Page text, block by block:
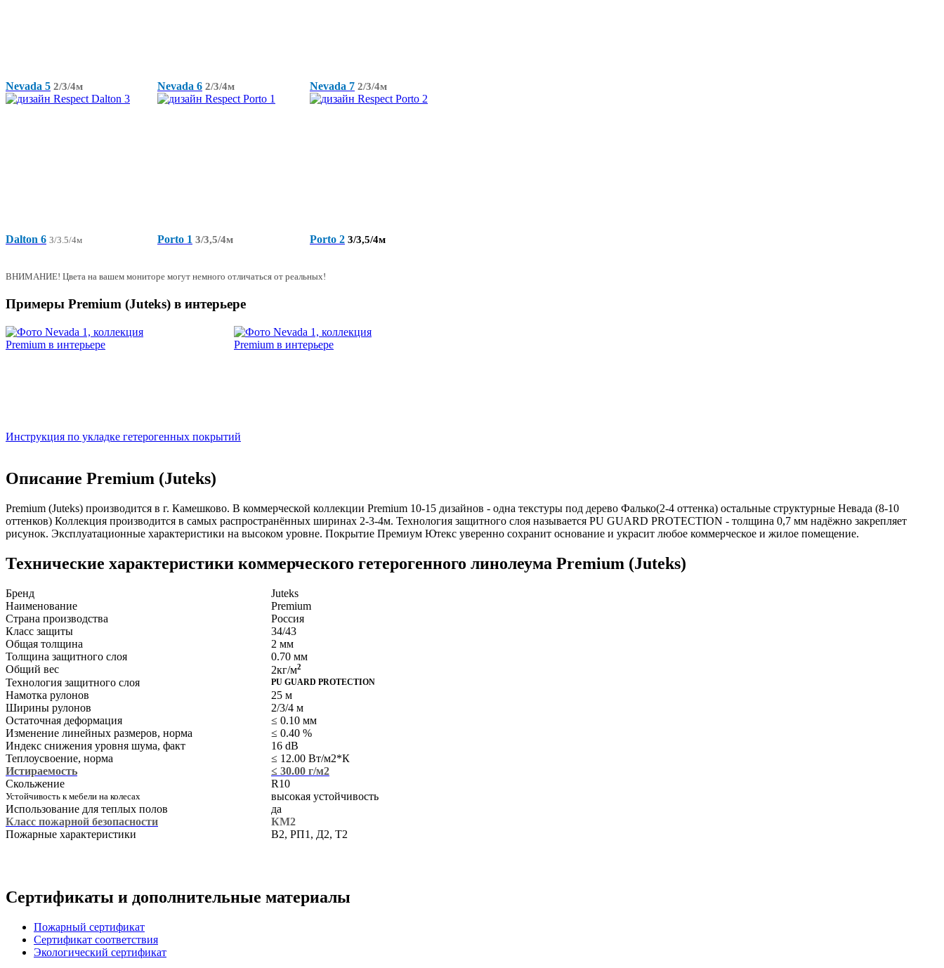
Nevada 5 2/3/4м Nevada 6 2/3/4м Nevada 7 2/3/4м
Dalton 6 3/3.5/4м Porto 1 3/3,5/4м Porto 2 3/3,5/4м
ВНИМАНИЕ! Цвета на вашем мониторе могут немного отличаться от реальных!
Примеры Premium (Juteks) в интерьере
Инструкция по укладке гетерогенных покрытий
Описание Premium (Juteks)
Premium (Juteks) производится в г. Камешково. В коммерческой коллекции Premium 10-15 дизайнов - одна текстуры под дерево Фалько(2-4 оттенка) остальные структурные Невада (8-10
оттенков) Коллекция производится в самых распространённых ширинах 2-3-4м. Технология защитного слоя называется PU GUARD PROTECTION - толщина 0,7 мм надёжно закрепляет
рисунок. Эксплуатационные характеристики на высоком уровне. Покрытие Премиум Ютекс уверенно сохранит основание и украсит любое коммерческое и жилое помещение.
Технические характеристики коммерческого гетерогенного линолеума Premium (Juteks)
Бренд
Juteks
Наименование
Premium
Страна производства
Россия
Класс защиты
34/43
Общая толщина
2 мм
Толщина защитного слоя
0.70 мм
Общий вес
2кг/м2
Технология защитного слоя PU GUARD PROTECTION
Намотка рулонов
25 м
Ширины рулонов
2/3/4 м
Остаточная деформация
≤ 0.10 мм
Изменение линейных размеров, норма
≤ 0.40 %
Индекс снижения уровня шума, факт
16 dB
Теплоусвоение, норма
≤ 12.00 Вт/м2*К
Истираемость
≤ 30.00 г/м2
Скольжение
R10
Устойчивость к мебели на колесах
высокая устойчивость
Использование для теплых полов
да
Класс пожарной безопасности
КМ2
Пожарные характеристики
В2, РП1, Д2, Т2
Сертификаты и дополнительные материалы
Пожарный сертификат
Сертификат соответствия
Экологический сертификат